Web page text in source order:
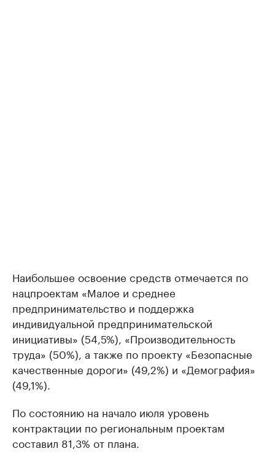
Наибольшее освоение средств отмечается по
нацпроектам «Малое и среднее
предпринимательство и поддержка
индивидуальной предпринимательской
инициативы» (54,5%), «Производительность
труда» (50%), а также по проекту «Безопасные
качественные дороги» (49,2%) и «Демография»
(49,1%).
По состоянию на начало июля уровень
контрактации по региональным проектам
составил 81,3% от плана.